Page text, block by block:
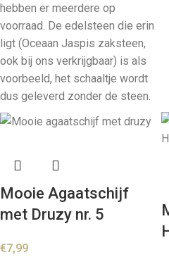
hebben er meerdere op
voorraad. De edelsteen die erin
ligt (Oceaan Jaspis zaksteen,
ook bij ons verkrijgbaar) is als
voorbeeld, het schaaltje wordt
dus geleverd zonder de steen.
Mooie Agaatschijf
met Druzy nr. 5
€7,99